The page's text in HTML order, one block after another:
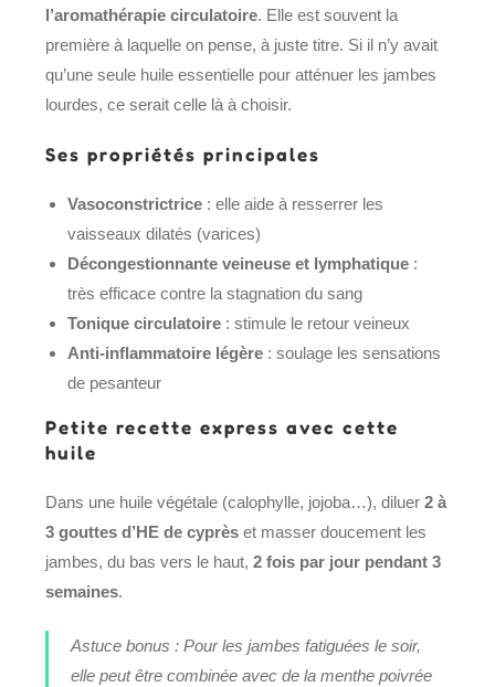
l’aromathérapie circulatoire. Elle est souvent la
première à laquelle on pense, à juste titre. Si il n’y avait
qu’une seule huile essentielle pour atténuer les jambes
lourdes, ce serait celle là à choisir.
Ses propriétés principales
Vasoconstrictrice : elle aide à resserrer les
vaisseaux dilatés (varices)
Décongestionnante veineuse et lymphatique :
très efficace contre la stagnation du sang
Tonique circulatoire : stimule le retour veineux
Anti-inflammatoire légère : soulage les sensations
de pesanteur
Petite recette express avec cette
huile
Dans une huile végétale (calophylle, jojoba…), diluer2 à
3 gouttes d’HE de cyprès et masser doucement les
jambes, du bas vers le haut,2 fois par jour pendant 3
semaines.
Astuce bonus : Pour les jambes fatiguées le soir,
elle peut être combinée avec de la menthe poivrée